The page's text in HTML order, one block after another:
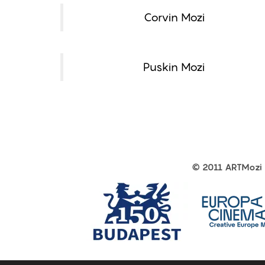
Corvin Mozi
Puskin Mozi
other
© 2011 ARTMozi